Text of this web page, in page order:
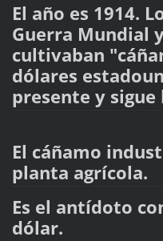
El año es 1914.
Guerra Mundial
cultivaban
dólares
presente y sigue
El cáñamo
planta agrícola.
Es el antídoto
dólar.